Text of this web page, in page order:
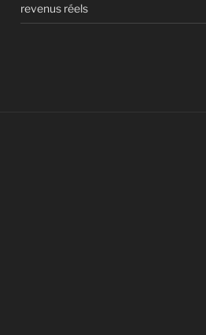
revenus réels